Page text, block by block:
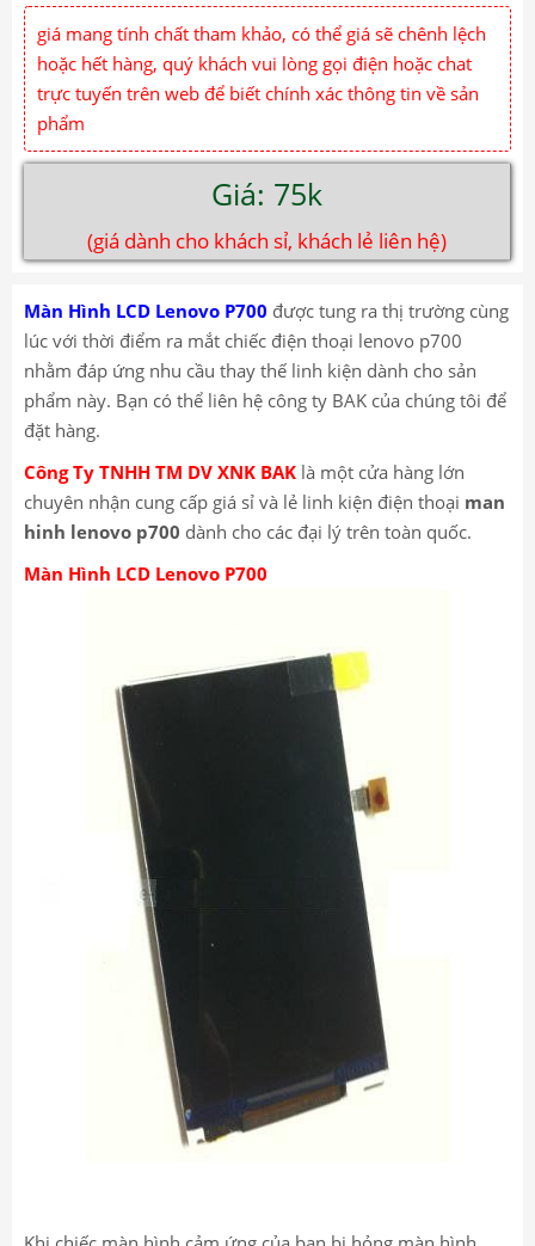
giá mang tính chất tham khảo, có thể giá sẽ chênh lệch
hoặc hết hàng, quý khách vui lòng gọi điện hoặc chat
trực tuyến trên web để biết chính xác thông tin về sản
phẩm
Giá: 75k
(giá dành cho khách sỉ, khách lẻ liên hệ)
Màn Hình LCD Lenovo P700 được tung ra thị trường cùng
lúc với thời điểm ra mắt chiếc điện thoại lenovo p700
nhằm đáp ứng nhu cầu thay thế linh kiện dành cho sản
phẩm này. Bạn có thể liên hệ công ty BAK của chúng tôi để
đặt hàng.
Công Ty TNHH TM DV XNK BAK là một cửa hàng lớn
chuyên nhận cung cấp giá sỉ và lẻ linh kiện điện thoại man
hinh lenovo p700 dành cho các đại lý trên toàn quốc.
Màn Hình LCD Lenovo P700